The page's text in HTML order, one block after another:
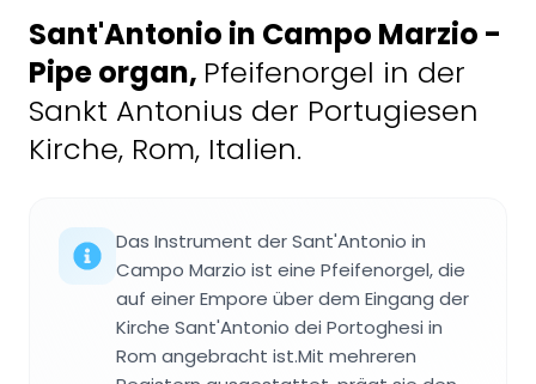
Sant'Antonio in Campo Marzio -
Pipe organ, Pfeifenorgel in der
Sankt Antonius der Portugiesen
Kirche, Rom, Italien.
Das Instrument der Sant'Antonio in
Campo Marzio ist eine Pfeifenorgel, die
auf einer Empore über dem Eingang der
Kirche Sant'Antonio dei Portoghesi in
Rom angebracht ist.Mit mehreren